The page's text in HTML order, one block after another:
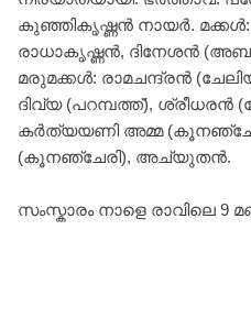
കുഞ്ഞികൃഷ്ണൻ നായർ. മക്കൾ:
രാധാകൃഷ്ണൻ, ദിനേശൻ
മരുമക്കൾ: രാമചന്ദ്രൻ
ദിവ്യ (പറമ്പത്ത്), ശ്രീധരൻ
കർത്യയണി അമ്മ
(കൂനഞ്ചേരി), അച്യുതൻ.
സംസ്കാരം നാളെ രാവിലെ 9